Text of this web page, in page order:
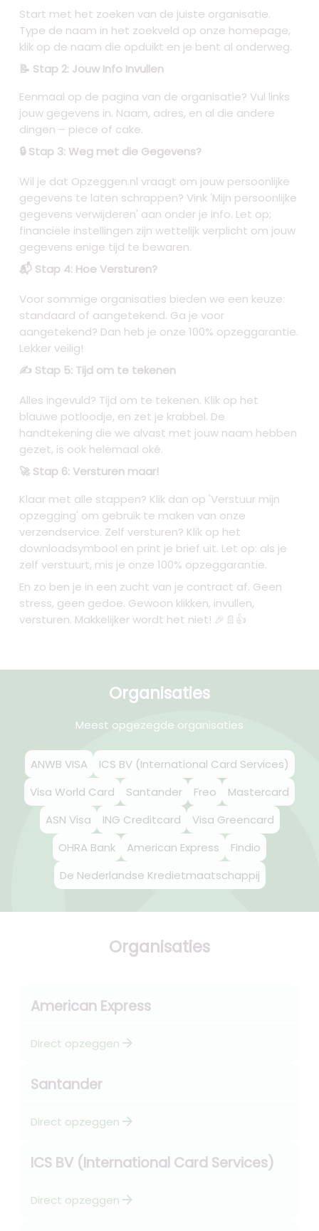
Start met het zoeken van de juiste organisatie.
Type de naam in het zoekveld op onze homepage,
klik op de naam die opduikt en je bent al onderweg.
📝 Stap 2: Jouw Info Invullen
Eenmaal op de pagina van de organisatie? Vul links
jouw gegevens in. Naam, adres, en al die andere
dingen – piece of cake.
🔒 Stap 3: Weg met die Gegevens?
Wil je dat Opzeggen.nl vraagt om jouw persoonlijke
gegevens te laten schrappen? Vink 'Mijn persoonlijke
gegevens verwijderen' aan onder je info. Let op;
financiële instellingen zijn wettelijk verplicht om jouw
gegevens enige tijd te bewaren.
📬 Stap 4: Hoe Versturen?
Voor sommige organisaties bieden we een keuze:
standaard of aangetekend. Ga je voor
aangetekend? Dan heb je onze 100% opzeggarantie.
Lekker veilig!
✍️ Stap 5: Tijd om te tekenen
Alles ingevuld? Tijd om te tekenen. Klik op het
blauwe potloodje, en zet je krabbel. De
handtekening die we alvast met jouw naam hebben
gezet, is ook helemaal oké.
🚀 Stap 6: Versturen maar!
Klaar met alle stappen? Klik dan op 'Verstuur mijn
opzegging' om gebruik te maken van onze
verzendservice. Zelf versturen? Klik op het
downloadsymbool en print je brief uit. Let op: als je
zelf verstuurt, mis je onze 100% opzeggarantie.
En zo ben je in een zucht van je contract af. Geen
stress, geen gedoe. Gewoon klikken, invullen,
versturen. Makkelijker wordt het niet! 🎉📄👍
Organisaties
Meest opgezegde organisaties
ANWB VISA
ICS BV (International Card Services)
Visa World Card
Santander Freo
Mastercard
ASN Visa
ING Creditcard
Visa Greencard
OHRA Bank
American Express
Findio
De Nederlandse Kredietmaatschappij
Organisaties
American Express
Direct opzeggen arrow_forward
Santander
Direct opzeggen arrow_forward
ICS BV (International Card Services)
Direct opzeggen arrow_forward